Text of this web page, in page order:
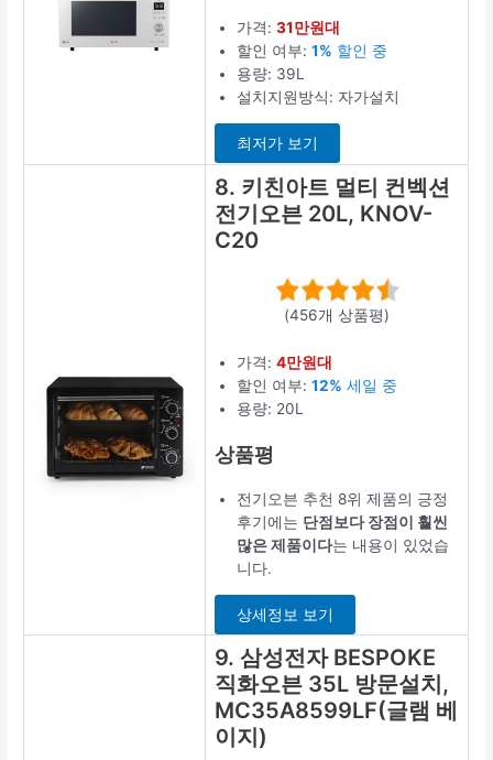
가격:31만원대
할인 여부:1% 할인 중
용량: 39L
설치지원방식: 자가설치
최저가 보기
8. 키친아트 멀티 컨벡션
전기오븐 20L, KNOV-
C20
(456개 상품평)
가격:4만원대
할인 여부:12% 세일 중
용량: 20L
상품평
전기오븐 추천 8위 제품의 긍정
후기에는 단점보다 장점이 훨씬
많은 제품이다는 내용이 있었습
니다.
상세정보 보기
9. 삼성전자 BESPOKE
직화오븐 35L 방문설치,
MC35A8599LF(글램 베
이지)